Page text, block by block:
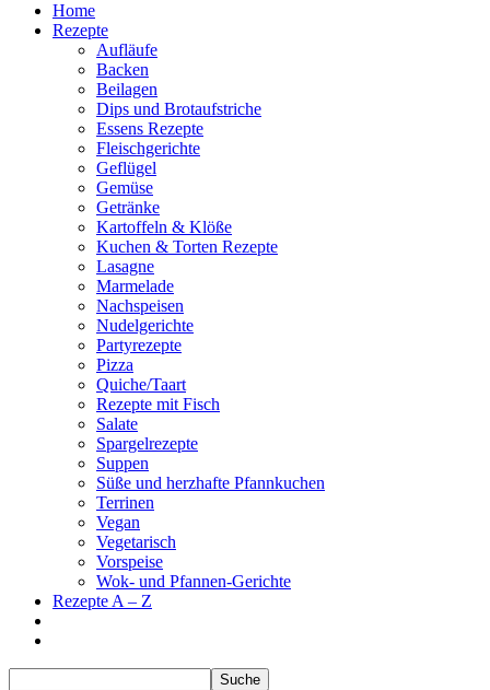
Home
Rezepte
Aufläufe
Backen
Beilagen
Dips und Brotaufstriche
Essens Rezepte
Fleischgerichte
Geflügel
Gemüse
Getränke
Kartoffeln & Klöße
Kuchen & Torten Rezepte
Lasagne
Marmelade
Nachspeisen
Nudelgerichte
Partyrezepte
Pizza
Quiche/Taart
Rezepte mit Fisch
Salate
Spargelrezepte
Suppen
Süße und herzhafte Pfannkuchen
Terrinen
Vegan
Vegetarisch
Vorspeise
Wok- und Pfannen-Gerichte
Rezepte A – Z